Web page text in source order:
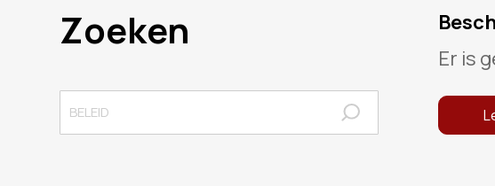
Zoeken
Er is